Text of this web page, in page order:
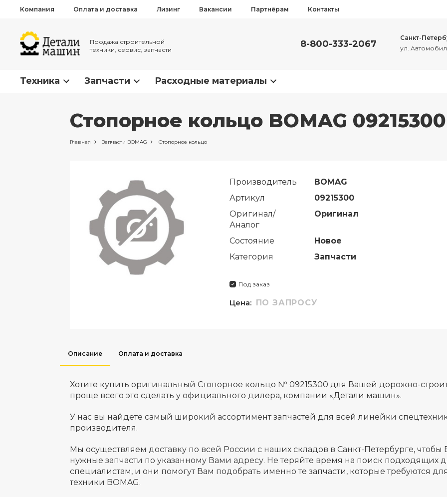
Компания Оплата и доставка Лизинг Вакансии Партнёрам Контакты
Продажа строительной
техники, сервис, запчасти
8-800-333-2067
Санкт-
ул.
Техника Запчасти Расходные материалы
Стопорное кольцо BOMAG 09215300
Главная Запчасти BOMAG Стопорное кольцо
Производитель
BOMAG
Артикул
09215300
Оригинал/
Аналог
Оригинал
Состояние
Новое
Категория
Запчасти
Под заказ
Цена: ПО ЗАПРОСУ
Описание Оплата и доставка
Хотите купить оригинальный Стопорное кольцо № 09215300 для Вашей дорожно-
проще всего это сделать у официального дилера, компании «Детали машин».
У нас вы найдете самый широкий ассортимент запчастей для всей линейки
производителя.
Мы осуществляем доставку по всей России с наших складов в Санкт-Петербурге, чтобы
нужные запчасти по указанному Вами адресу. Не теряйте время на поиск подходящих
специалистам, и они помогут Вам подобрать именно те запчасти, которые требуются
техники BOMAG.